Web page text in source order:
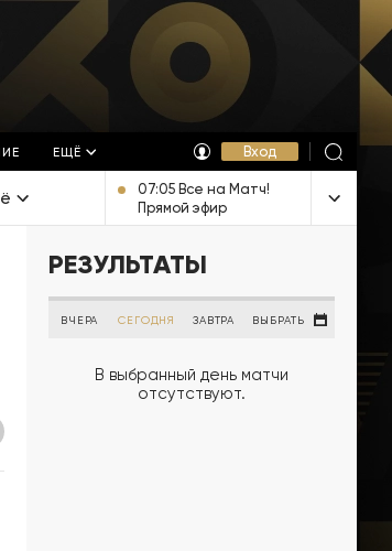
ЕЩЁ Вход
07:05 Все на Матч!
Прямой эфир
РЕЗУЛЬТАТЫ
ВЧЕРА СЕГОДНЯ ЗАВТРА ВЫБРАТЬ
В выбранный день матчи
отсутствуют.